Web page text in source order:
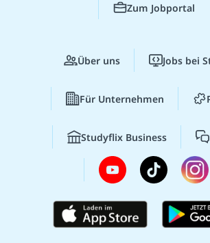
Zum Jobportal
Über uns Jobs bei
Für Unternehmen
Studyflix Business